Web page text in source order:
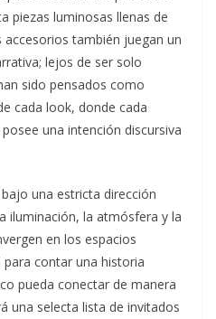
piezas luminosas llenas de
también juegan un
lejos de ser solo
sido pensados como
cada look, donde cada
una intención discursiva
una estricta dirección
iluminación, la atmósfera y la
en los espacios
para contar una historia
pueda conectar de manera
una selecta lista de invitados